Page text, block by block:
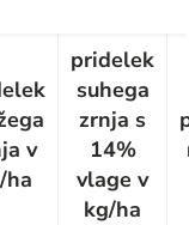
v
ha
pridelek
suhega
zrnja s
14%
vlage v
kg/ha